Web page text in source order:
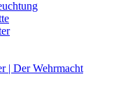
| Der Wehrmacht